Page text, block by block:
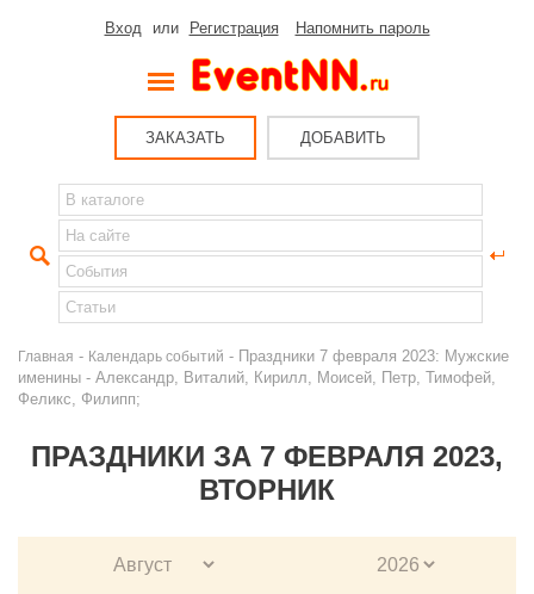
Вход или Регистрация Напомнить пароль
ЗАКАЗАТЬ ДОБАВИТЬ
Главная - Календарь событий - Праздники 7 февраля 2023: Мужские
именины - Александр, Виталий, Кирилл, Моисей, Петр, Тимофей,
Феликс, Филипп;
ПРАЗДНИКИ ЗА 7 ФЕВРАЛЯ 2023,
ВТОРНИК